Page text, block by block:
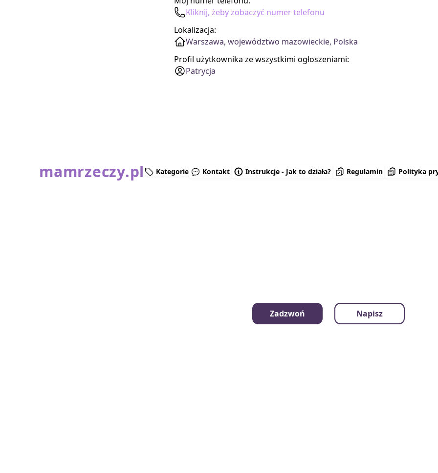
Kliknij, żeby zobaczyć numer telefonu
Lokalizacja:
Warszawa, województwo mazowieckie, Polska
Profil użytkownika ze wszystkimi ogłoszeniami:
Patrycja
Zadzwoń Napisz
mamrzeczy.pl Kategorie Kontakt Instrukcje - Jak to działa? Regulamin Polityka